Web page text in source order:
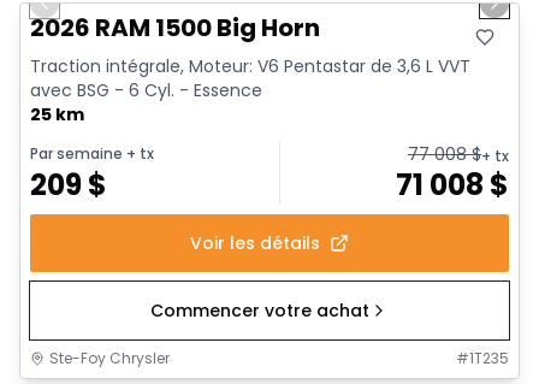
Previous slide Next
2026 RAM 1500 Big Horn
Traction intégrale, Moteur: V6 Pentastar de 3,6 L VVT
avec BSG - 6 Cyl. - Essence
25 km
Par semaine + tx
209$
77 008$+ tx
71 008 $
Voir les détails
Commencer votre achat
Ste-Foy Chrysler #1T235